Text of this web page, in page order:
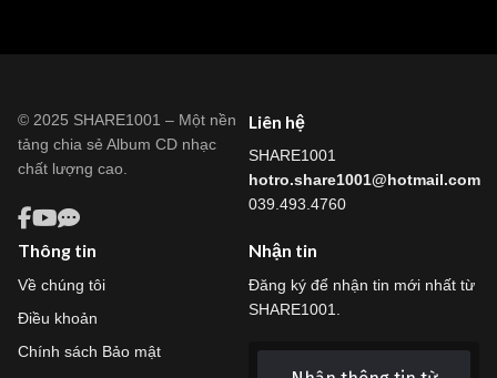
© 2025 SHARE1001 – Một nền
tảng chia sẻ Album CD nhạc
chất lượng cao.
Liên hệ
SHARE1001
hotro.share1001@hotmail.com
039.493.4760
Thông tin
Về chúng tôi
Điều khoản
Chính sách Bảo mật
Nhận tin
Đăng ký để nhận tin mới nhất từ
SHARE1001.